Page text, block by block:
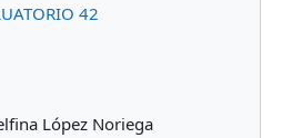
42
López Noriega